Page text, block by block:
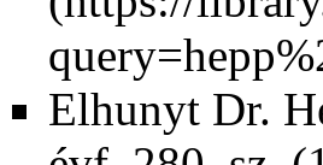
Elhunyt Dr.